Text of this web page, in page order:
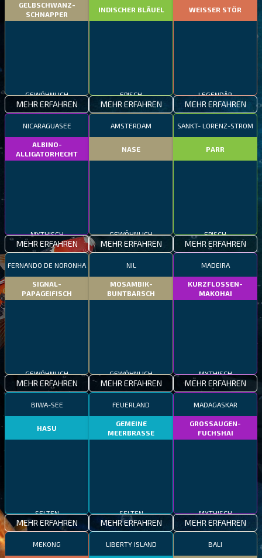
GELBSCHWANZ-
SCHNAPPER
MEHR ERFAHREN
INDISCHER BLÄUEL
MEHR ERFAHREN
WEISSER STÖR
MEHR ERFAHREN
NICARAGUASEE
ALBINO-
ALLIGATORHECHT
MEHR ERFAHREN
AMSTERDAM
NASE
MEHR ERFAHREN
SANKT- LORENZ-STROM
PARR
MEHR ERFAHREN
FERNANDO DE NORONHA
SIGNAL-
PAPAGEIFISCH
MEHR ERFAHREN
NIL
MOSAMBIK-
BUNTBARSCH
MEHR ERFAHREN
MADEIRA
KURZFLOSSEN-
MAKOHAI
MEHR ERFAHREN
BIWA-SEE
HASU
MEHR ERFAHREN
FEUERLAND
GEMEINE
MEERBRASSE
MEHR ERFAHREN
MADAGASKAR
GROSSAUGEN-
FUCHSHAI
MEHR ERFAHREN
MEKONG LIBERTY ISLAND BALI